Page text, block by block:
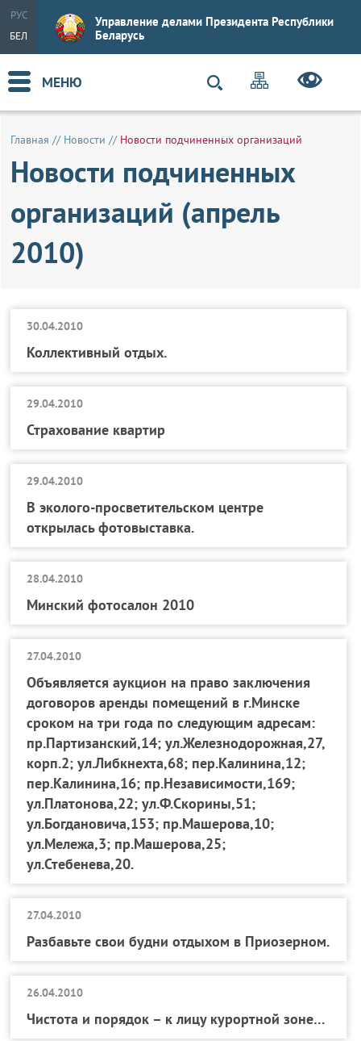
РУС
БЕЛ
Управление делами Президента Республики
Беларусь
МЕНЮ
Главная // Новости // Новости подчиненных организаций
Новости подчиненных
организаций (апрель
2010)
30.04.2010
Коллективный отдых.
29.04.2010
Страхование квартир
29.04.2010
В эколого-просветительском центре
открылась фотовыставка.
28.04.2010
Минский фотосалон 2010
27.04.2010
Объявляется аукцион на право заключения
договоров аренды помещений в г.Минске
сроком на три года по следующим адресам:
пр.Партизанский,14; ул.Железнодорожная,27,
корп.2; ул.Либкнехта,68; пер.Калинина,12;
пер.Калинина,16; пр.Независимости,169;
ул.Платонова,22; ул.Ф.Скорины,51;
ул.Богдановича,153; пр.Машерова,10;
ул.Мележа,3; пр.Машерова,25;
ул.Стебенева,20.
27.04.2010
Разбавьте свои будни отдыхом в Приозерном.
26.04.2010
Чистота и порядок – к лицу курортной зоне…